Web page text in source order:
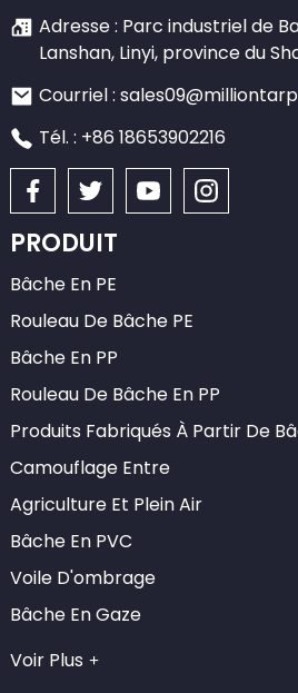
Adresse : Parc industriel de
Lanshan, Linyi, province du
Courriel :
Tél. : +86 18653902216
PRODUIT
Bâche En PE
Rouleau De Bâche PE
Bâche En PP
Rouleau De Bâche En PP
Produits Fabriqués À Partir De
Camouflage Entre
Agriculture Et Plein Air
Bâche En PVC
Voile D'ombrage
Bâche En Gaze
Voir Plus